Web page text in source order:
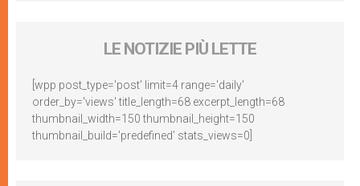
LE NOTIZIE PIÙ LETTE
[wpp post_type='post' limit=4 range='daily'
order_by='views' title_length=68 excerpt_length=68
thumbnail_width=150 thumbnail_height=150
thumbnail_build='predefined' stats_views=0]